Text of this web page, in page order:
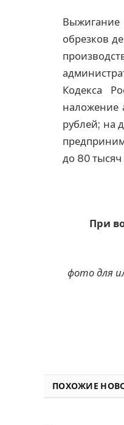
Выжигание
обрезков
Кодекса
наложение
рублей; на
до 80
При
фото для
ПОХОЖИЕ